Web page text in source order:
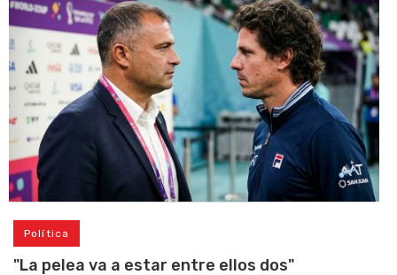
Política
"La pelea va a estar entre ellos dos"